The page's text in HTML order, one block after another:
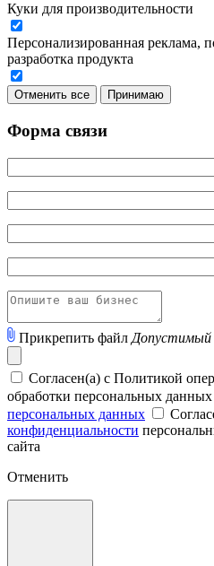
Куки для производительности
Персонализированная реклама,
разработка продукта
Отменить все Принимаю
Форма связи
Прикрепить файл Допустимый
Согласен(а) с Политикой
обработки персональных данных
персональных данных
конфиденциальности
сайта
Отменить